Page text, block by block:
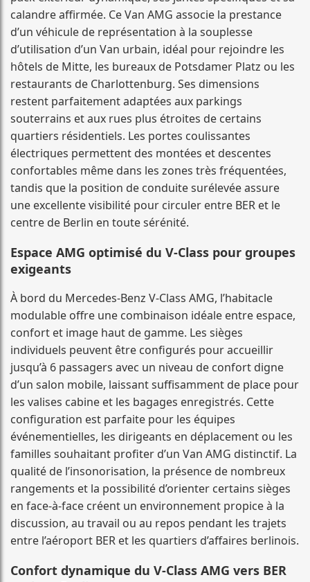
calandre affirmée. Ce Van AMG associe la prestance
d’un véhicule de représentation à la souplesse
d’utilisation d’un Van urbain, idéal pour rejoindre les
hôtels de Mitte, les bureaux de Potsdamer Platz ou les
restaurants de Charlottenburg. Ses dimensions
restent parfaitement adaptées aux parkings
souterrains et aux rues plus étroites de certains
quartiers résidentiels. Les portes coulissantes
électriques permettent des montées et descentes
confortables même dans les zones très fréquentées,
tandis que la position de conduite surélevée assure
une excellente visibilité pour circuler entre BER et le
centre de Berlin en toute sérénité.
Espace AMG optimisé du V-Class pour groupes
exigeants
À bord du Mercedes-Benz V-Class AMG, l’habitacle
modulable offre une combinaison idéale entre espace,
confort et image haut de gamme. Les sièges
individuels peuvent être configurés pour accueillir
jusqu’à 6 passagers avec un niveau de confort digne
d’un salon mobile, laissant suffisamment de place pour
les valises cabine et les bagages enregistrés. Cette
configuration est parfaite pour les équipes
événementielles, les dirigeants en déplacement ou les
familles souhaitant profiter d’un Van AMG distinctif. La
qualité de l’insonorisation, la présence de nombreux
rangements et la possibilité d’orienter certains sièges
en face-à-face créent un environnement propice à la
discussion, au travail ou au repos pendant les trajets
entre l’aéroport BER et les quartiers d’affaires berlinois.
Confort dynamique du V-Class AMG vers BER